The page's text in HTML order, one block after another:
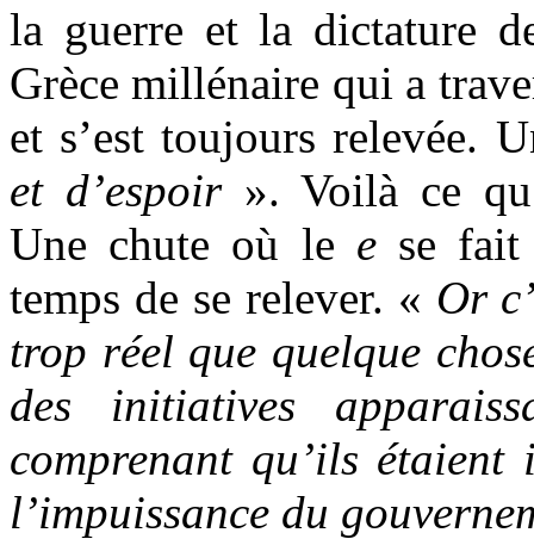
la guerre et la dictature
Grèce millénaire qui a
et s’est toujours relevée.
et d’espoir». Voilà ce
Une chute où le ese fait
temps de se relever. « Or
trop réel que quelque
des initiatives
comprenant qu’ils étaient
l’impuissance du